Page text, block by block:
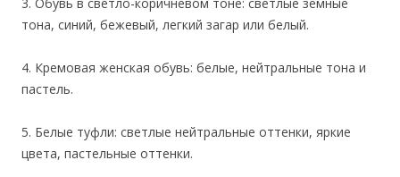
3. Обувь в светло-коричневом тоне: светлые земные
тона, синий, бежевый, легкий загар или белый.
4. Кремовая женская обувь: белые, нейтральные тона и
пастель.
5. Белые туфли: светлые нейтральные оттенки, яркие
цвета, пастельные оттенки.